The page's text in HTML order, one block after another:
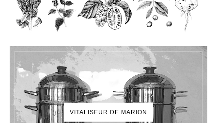
VITALISEUR DE MARION